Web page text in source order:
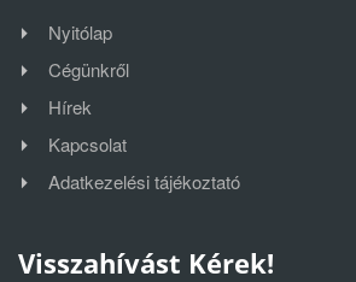
Nyitólap
Cégünkről
Hírek
Kapcsolat
Adatkezelési tájékoztató
Visszahívást Kérek!